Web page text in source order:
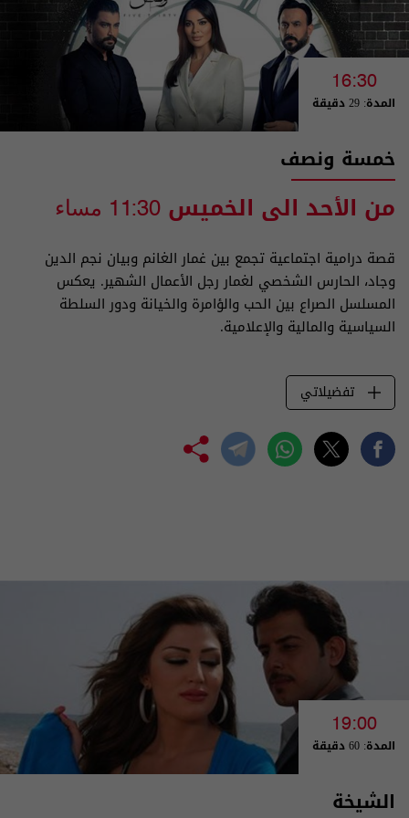
16:30
المدة: 29 دقيقة
خمسة ونصف
من الأحد الى الخميس 11:30 مساء
قصة درامية اجتماعية تجمع بين غمار الغانم وبيان نجم الدين
وجاد، الحارس الشخصي لغمار رجل الأعمال الشهير. يعكس
المسلسل الصراع بين الحب والؤامرة والخيانة ودور السلطة
السياسية والمالية والإعلامية.
تفضيلاتي
19:00
المدة: 60 دقيقة
الشيخة